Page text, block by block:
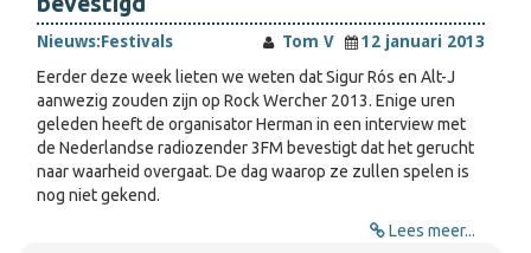
Nieuws:Festivals Tom V
12 januari 2013
Eerder deze week lieten we weten dat Sigur Rós en Alt-J
aanwezig zouden zijn op Rock Wercher 2013. Enige uren
geleden heeft de organisator Herman in een interview met
de Nederlandse radiozender 3FM bevestigt dat het gerucht
naar waarheid overgaat. De dag waarop ze zullen spelen is
nog niet gekend.
Lees meer...